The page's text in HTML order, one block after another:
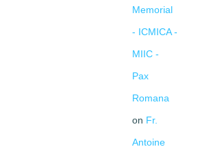
Memorial
- ICMICA -
MIIC -
Pax
Romana
on Fr.
Antoine